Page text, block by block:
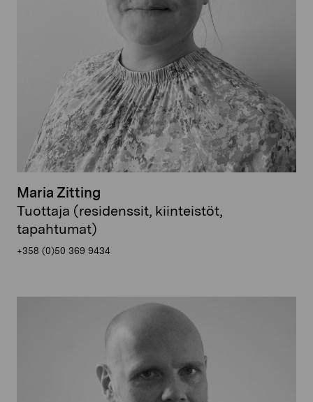
Maria Zitting
Tuottaja (residenssit, kiinteistöt,
tapahtumat)
+358 (0)50 369 9434